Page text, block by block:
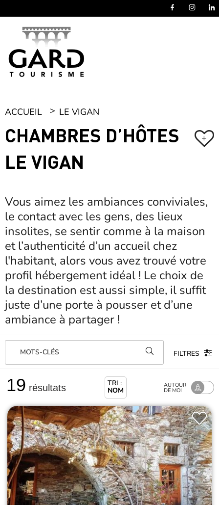
ACCUEIL LE VIGAN
CHAMBRES D’HÔTES
LE VIGAN
+
Vous aimez les ambiances conviviales,
le contact avec les gens, des lieux
insolites, se sentir comme à la maison
et l’authenticité d’un accueil chez
l'habitant, alors vous avez trouvé votre
profil hébergement idéal ! Le choix de
la destination est aussi simple, il suffit
juste d’une porte à pousser et d’une
ambiance à partager !
MOTS-CLÉS FILTRES
19 résultats TRI :
NOM
AUTOUR
DE MOI